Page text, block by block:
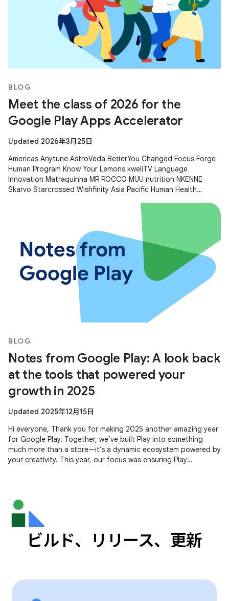
BLOG
Meet the class of 2026 for the
Google Play Apps Accelerator
Updated 2026年3月25日
Americas Anytune AstroVeda BetterYou Changed Focus Forge
Human Program Know Your Lemons kweliTV Language
Innovation Matraquinha MR ROCCO MUU nutrition NKENNE
Skarvo Starcrossed Wishfinity Asia Pacific Human Health
BLOG
Notes from Google Play: A look back
at the tools that powered your
growth in 2025
Updated 2025年12月15日
Hi everyone, Thank you for making 2025 another amazing year
for Google Play. Together, we’ve built Play into something
much more than a store—it’s a dynamic ecosystem powered by
your creativity. This year, our focus was ensuring Play
ビルド、リリース、更新